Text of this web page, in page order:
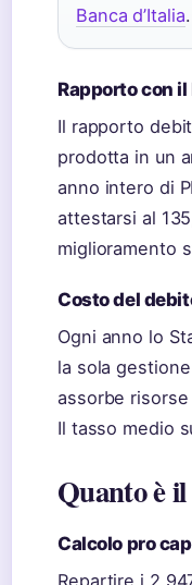
Banca d’Italia
Rapporto con il
Il rapporto
prodotta in un
anno intero di
attestarsi al
miglioramento
Costo del
Ogni anno lo
la sola
assorbe
Il tasso medio
Quanto è
Calcolo pro
Repartire i